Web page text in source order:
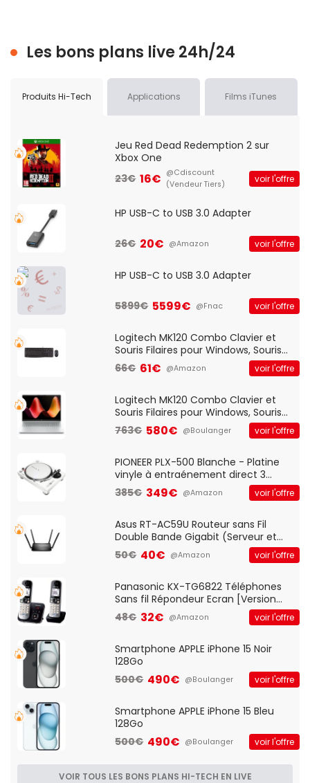
Les bons plans live 24h/24
Produits Hi-Tech Applications Films iTunes
Jeu Red Dead Redemption 2 sur
Xbox One
23€ 16€ @Cdiscount
(Vendeur Tiers)
voir l'offre
HP USB-C to USB 3.0 Adapter
26€ 20€ @Amazon voir l'offre
HP USB-C to USB 3.0 Adapter
5899€ 5599€ @Fnac voir l'offre
Logitech MK120 Combo Clavier et
Souris Filaires pour Windows, Souris
Optique Filaire, Connexion USB Plug
And Play, Confortable, Taille
QWERTY UK - Noir
66€ 61€ @Amazon voir l'offre
Logitech MK120 Combo Clavier et
Souris Filaires pour Windows, Souris
Optique Filaire, Connexion USB Plug
And Play, Confortable, Taille
QWERTY UK - Noir
763€ 580€ @Boulanger voir l'offre
PIONEER PLX-500 Blanche - Platine
vinyle à entraénement direct 3
vitesses (33-45-78 trs/min) avec
pre-ampli intégré et port USB
385€ 349€ @Amazon voir l'offre
Asus RT-AC59U Routeur sans Fil
Double Bande Gigabit (Serveur et
Client VPN, Triple Vlan, Mode Point
d'accès et Bridge, contrôle Parental,
50€ 40€ @Amazon voir l'offre
Panasonic KX-TG6822 Téléphones
Sans fil Répondeur Ecran [Version
Française]
48€ 32€ @Amazon voir l'offre
Smartphone APPLE iPhone 15 Noir
128Go
500€ 490€ @Boulanger voir l'offre
Smartphone APPLE iPhone 15 Bleu
128Go
500€ 490€ @Boulanger voir l'offre
VOIR TOUS LES BONS PLANS HI-TECH EN LIVE